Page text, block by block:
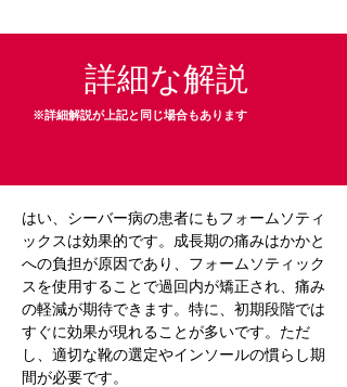
詳細な解説
※詳細解説が上記と同じ場合もあります
はい、シーバー病の患者にもフォームソティ
ックスは効果的です。成長期の痛みはかかと
への負担が原因であり、フォームソティック
スを使用することで過回内が矯正され、痛み
の軽減が期待できます。特に、初期段階では
すぐに効果が現れることが多いです。ただ
し、適切な靴の選定やインソールの慣らし期
間が必要です。